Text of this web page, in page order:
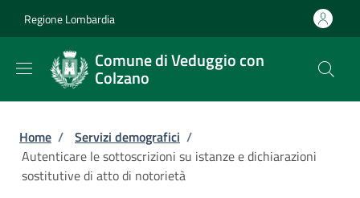
Regione Lombardia
Comune di Veduggio con
Colzano
Briciole di pane
Home / Servizi demografici /
Autenticare le sottoscrizioni su istanze e dichiarazioni
sostitutive di atto di notorietà